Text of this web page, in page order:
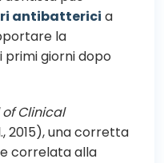
antibatterici a
la
giorni dopo
Clinical
2015), una corretta
correlata alla